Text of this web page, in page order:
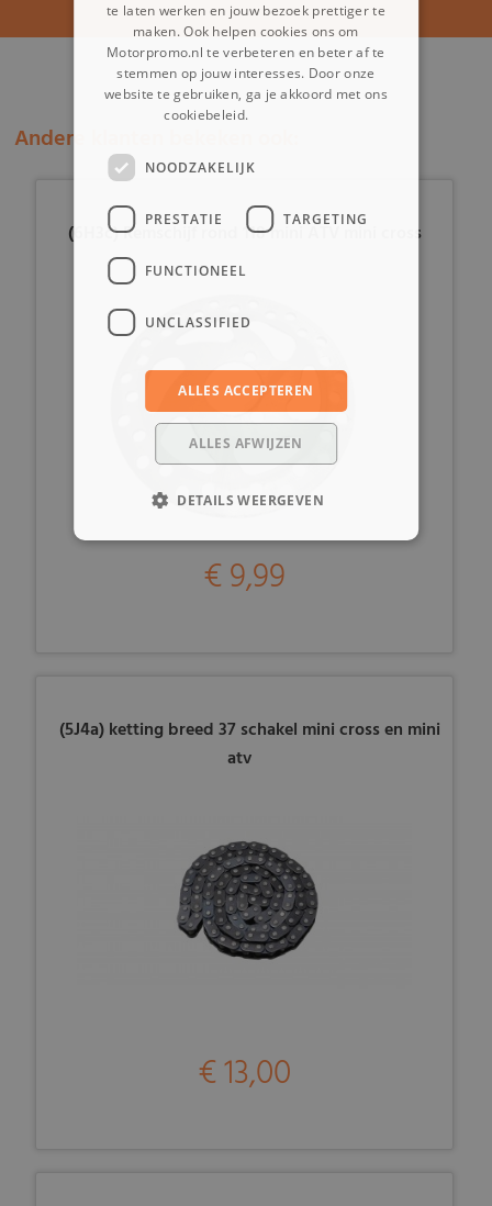
Andere klanten bekeken ook:
(6H3c) Remschijf rond 118 mini ATV mini cross
€ 9,99
(5J4a) ketting breed 37 schakel mini cross en mini
atv
€ 13,00
te laten werken en jouw bezoek prettiger te
maken. Ook helpen cookies ons om
Motorpromo.nl te verbeteren en beter af te
stemmen op jouw interesses. Door onze
website te gebruiken, ga je akkoord met ons
cookiebeleid.
NOODZAKELIJK
PRESTATIE TARGETING
FUNCTIONEEL
UNCLASSIFIED
ALLES ACCEPTEREN
ALLES AFWIJZEN
DETAILS WEERGEVEN